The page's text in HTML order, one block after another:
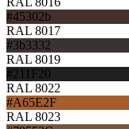
#45302b
RAL 8017
#3b3332
RAL 8019
#211F20
RAL 8022
#A65E2F
RAL 8023